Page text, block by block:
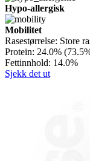
Hypo-allergisk
Mobilitet
Rasestørrelse: Store
Protein: 24.0%
Fettinnhold: 14.0%
Sjekk det ut